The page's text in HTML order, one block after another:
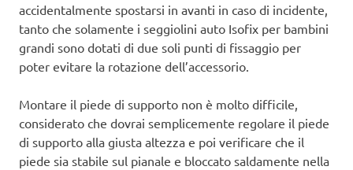
accidentalmente spostarsi in avanti in caso di incidente,
tanto che solamente i seggiolini auto Isofix per bambini
grandi sono dotati di due soli punti di fissaggio per
poter evitare la rotazione dell’accessorio.
Montare il piede di supporto non è molto difficile,
considerato che dovrai semplicemente regolare il piede
di supporto alla giusta altezza e poi verificare che il
piede sia stabile sul pianale e bloccato saldamente nella